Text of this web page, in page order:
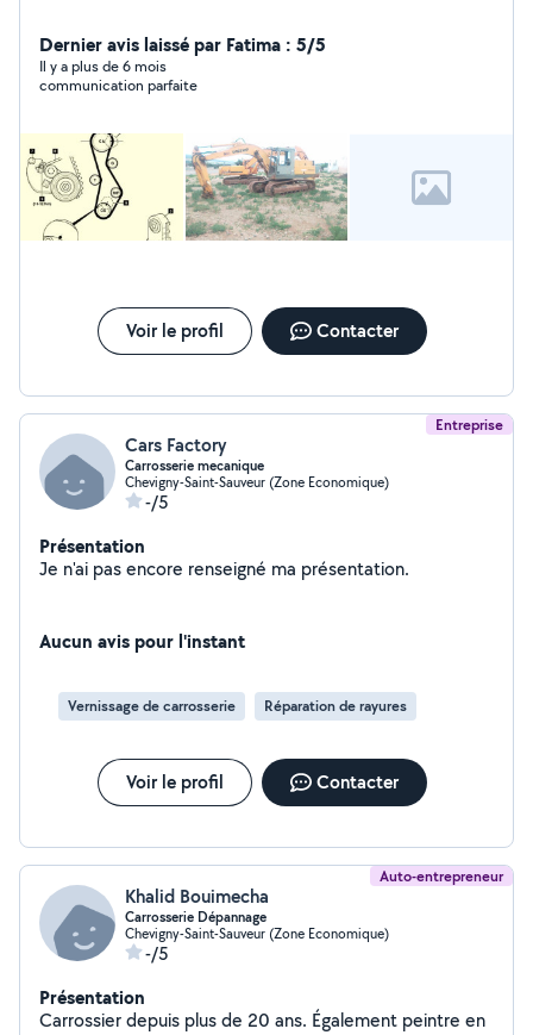
Dernier avis laissé par Fatima : 5/5
Il y a plus de 6 mois
communication parfaite
Voir le profil Contacter
Entreprise
Cars Factory
Carrosserie mecanique
Chevigny-Saint-Sauveur (Zone Economique)
-/5
Présentation
Je n'ai pas encore renseigné ma présentation.
Aucun avis pour l'instant
Vernissage de carrosserie Réparation de rayures
Voir le profil Contacter
Auto-entrepreneur
Khalid Bouimecha
Carrosserie Dépannage
Chevigny-Saint-Sauveur (Zone Economique)
-/5
Présentation
Carrossier depuis plus de 20 ans. Également peintre en